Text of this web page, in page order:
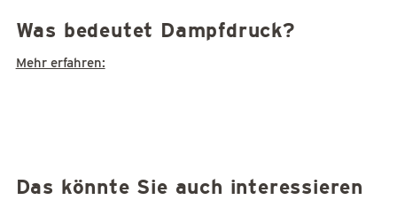
Was bedeutet Dampfdruck?
Mehr erfahren:
Das könnte Sie auch interessieren